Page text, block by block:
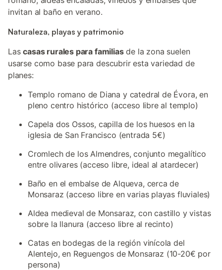
invitan al baño en verano.
Naturaleza, playas y patrimonio
Lascasas rurales para familiasde la zona suelen
usarse como base para descubrir esta variedad de
planes:
Templo romano de Diana y catedral de Évora, en
pleno centro histórico (acceso libre al templo)
Capela dos Ossos, capilla de los huesos en la
iglesia de San Francisco (entrada 5€)
Cromlech de los Almendres, conjunto megalítico
entre olivares (acceso libre, ideal al atardecer)
Baño en el embalse de Alqueva, cerca de
Monsaraz (acceso libre en varias playas fluviales)
Aldea medieval de Monsaraz, con castillo y vistas
sobre la llanura (acceso libre al recinto)
Catas en bodegas de la región vinícola del
Alentejo, en Reguengos de Monsaraz (10-20€ por
persona)